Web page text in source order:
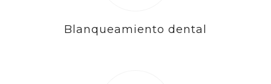
Blanqueamiento dental